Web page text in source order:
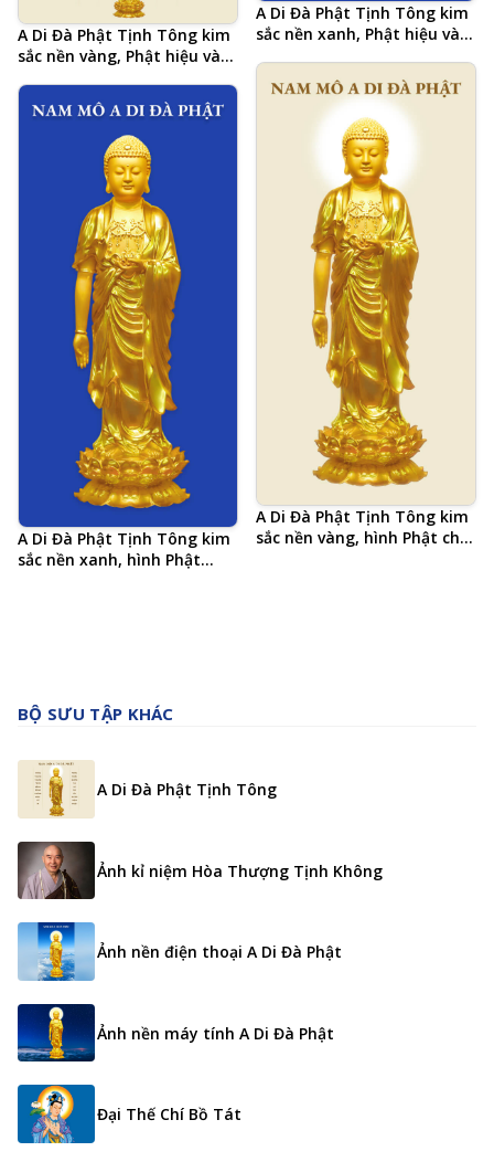
A Di Đà Phật Tịnh Tông kim
sắc nền xanh, Phật hiệu và
Phật của Hòa Thượng Tịnh
Không, hình Phật chất lượng
cao, kích thước lớn, ảnh
chiều ngang
A Di Đà Phật Tịnh Tông kim
sắc nền vàng, Phật hiệu và
Phật của Hòa Thượng Tịnh
Không, hình Phật chất lượng
cao, kích thước lớn, ảnh
chiều ngang
A Di Đà Phật Tịnh Tông kim
sắc nền vàng, hình Phật chất
A Di Đà Phật Tịnh Tông kim
sắc nền xanh, hình Phật
BỘ SƯU TẬP KHÁC
A Di Đà Phật Tịnh Tông
Ảnh kỉ niệm Hòa Thượng Tịnh Không
Ảnh nền điện thoại A Di Đà Phật
Ảnh nền máy tính A Di Đà Phật
Đại Thế Chí Bồ Tát